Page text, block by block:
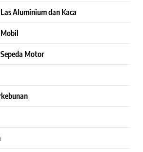
Aluminium dan Kaca
Motor